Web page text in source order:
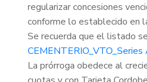
regularizar concesiones
conforme lo establecido en
Se recuerda que el listado
La prórroga obedece al